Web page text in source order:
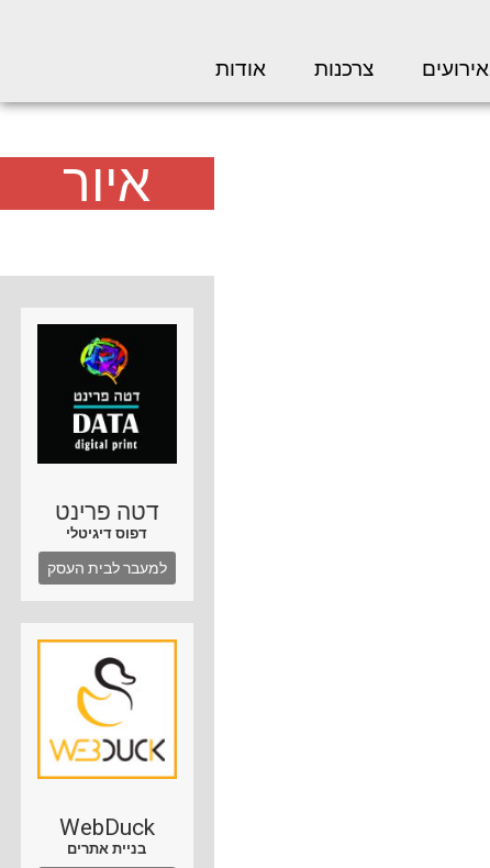
אירועים צרכנות אודות
איור
דטה פרינט
דפוס דיגיטלי
למעבר לבית העסק
WebDuck
בניית אתרים